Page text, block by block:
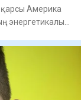
қарсы Америка
энергетикалық